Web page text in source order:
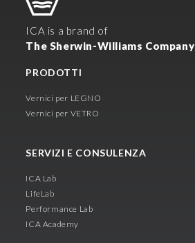
ICA is a brand of
The Sherwin-Williams Company
PRODOTTI
Vernici per LEGNO
Vernici per VETRO
SERVIZI E CONSULENZA
ICA Lab
LifeLab
Performance Lab
ICA Academy